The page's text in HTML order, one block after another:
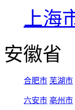
上海
安徽省
合肥市 芜湖市
六安市 亳州市